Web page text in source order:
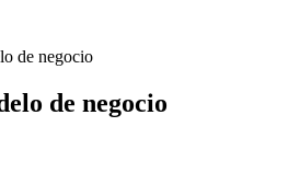
de negocio
de negocio